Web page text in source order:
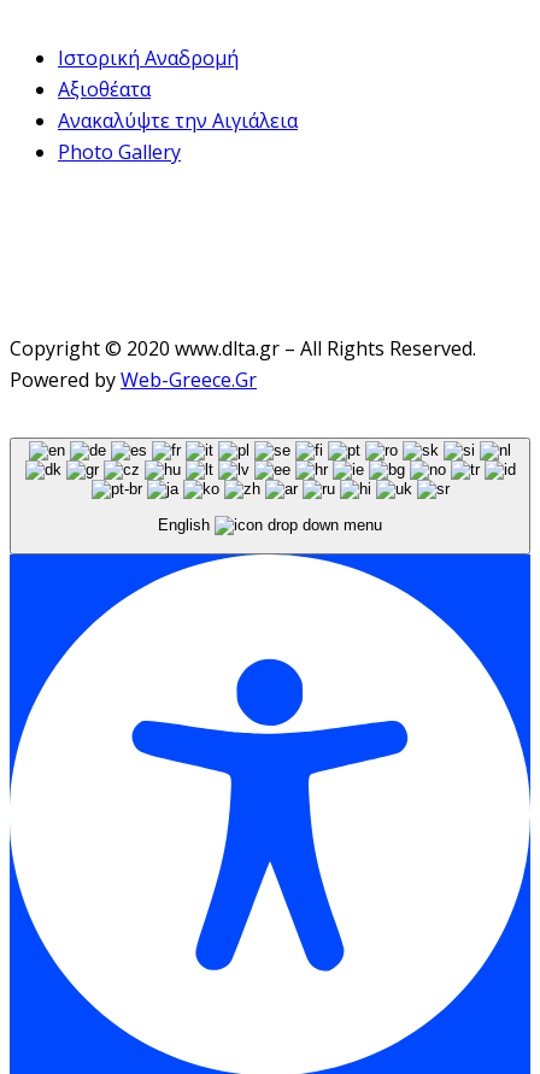
Ιστορική Αναδρομή
Αξιοθέατα
Ανακαλύψτε την Αιγιάλεια
Photo Gallery
Copyright © 2020 www.dlta.gr – All Rights Reserved.
Powered byWeb-Greece.Gr
English